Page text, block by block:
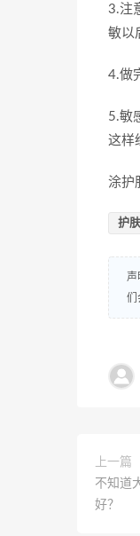
3.注
敏以
4.做
5.敏
这样
涂护
护
声
们
上一篇
不知道
好？